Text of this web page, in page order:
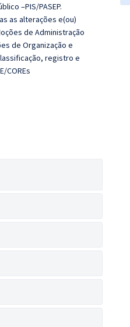
–PIS/PASEP.
as alterações e(ou)
de Administração
de Organização e
registro e
COREs